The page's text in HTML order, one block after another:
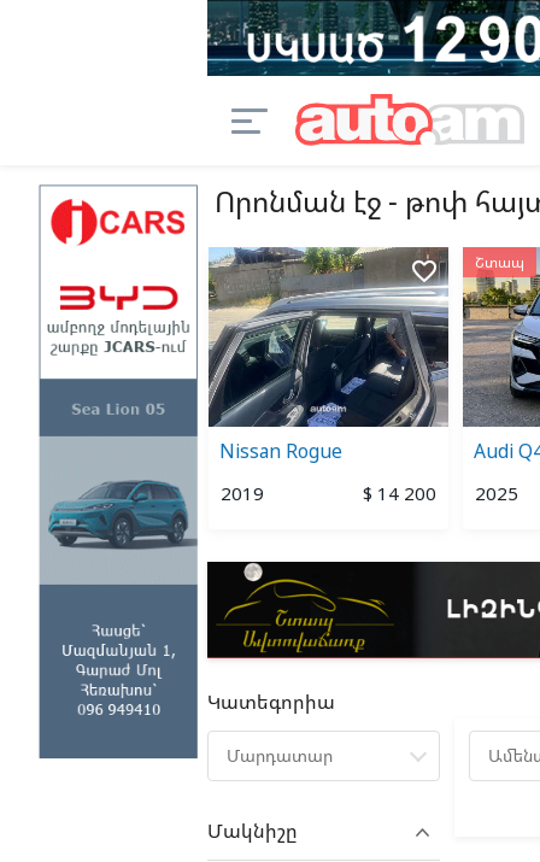
Որոնման էջ - թոփ
$ 18 000
Nissan Rogue
2019 $ 14 200
favorite_border Շտապ
Audi
2025
Կատեգորիա
Մարդատար
Մակնիշը